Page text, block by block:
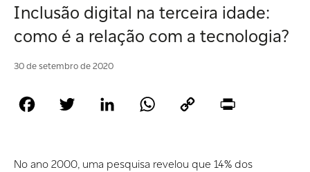
Inclusão digital na terceira idade:
como é a relação com a tecnologia?
30 de setembro de 2020
Facebook Twitter LinkedIn WhatsAppCopy
No ano 2000, uma pesquisa revelou que 14% dos